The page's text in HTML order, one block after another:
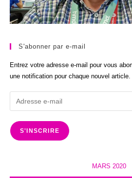
S'abonner par e-mail
Entrez votre adresse e-mail pour vous
une notification pour chaque nouvel article.
Adresse
e-
mail
S'INSCRIRE
MARS 2020